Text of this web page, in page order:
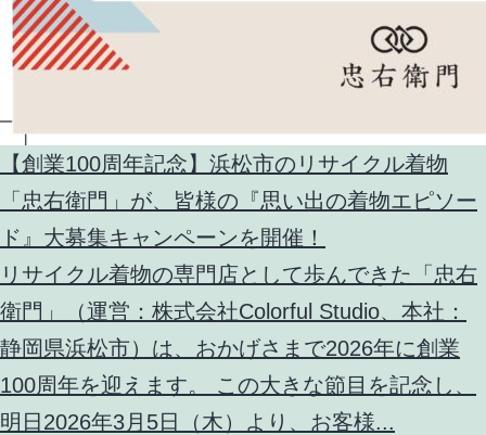
【創業100周年記念】浜松市のリサイクル着物
「忠右衛門」が、皆様の『思い出の着物エピソー
ド』大募集キャンペーンを開催！
リサイクル着物の専門店として歩んできた「忠右
衛門」（運営：株式会社Colorful Studio、本社：
静岡県浜松市）は、おかげさまで2026年に創業
100周年を迎えます。 この大きな節目を記念し、
明日2026年3月5日（木）より、お客様...